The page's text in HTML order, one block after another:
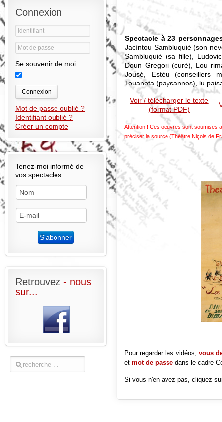
Spectacle à 23
Jacìntou Sambluquié (son
Sambluquié (sa fille),
Doun Gregori (curé), Lou
Jousé, Estèu (conseillers
Touaneta (paysannes), lu
Voir / télécharger le texte
(format PDF)
Attention ! Ces oeuvres sont soumises
préciser la source (Théâtre Niçois de
Pour regarder les vidéos, vous
et mot de passedans le cadre
Si vous n'en avez pas, cliquez
Connexion
Se souvenir de moi
Connexion
Mot de passe oublié ?
Identifiant oublié ?
Créer un compte
Tenez-moi informé de
vos spectacles
Retrouvez - nous
sur...